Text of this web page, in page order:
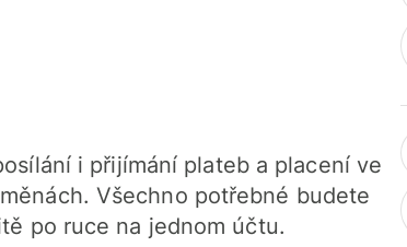
i přijímání plateb a placení ve
Všechno potřebné budete
po ruce na jednom účtu.